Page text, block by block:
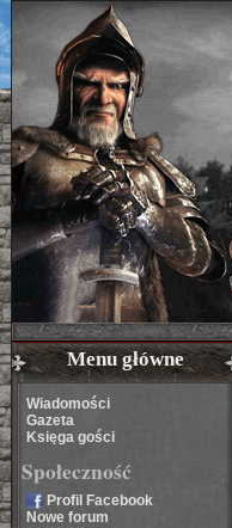
Menu główne
Wiadomości
Gazeta
Księga gości
Społeczność
Profil Facebook
Nowe forum